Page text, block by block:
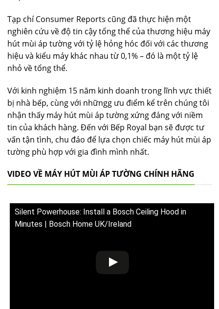
Tạp chí Consumer Reports cũng đã thực hiện một
nghiên cứu về độ tin cậy tổng thể của thương hiệu máy
hút mùi áp tường với tỷ lệ hỏng hóc đối với các thương
hiệu và kiểu máy khác nhau từ 0,1% – đó là một tỷ lệ
nhỏ về tổng thể.
Với kinh nghiệm 15 năm kinh doanh trong lĩnh vực thiết
bị nhà bếp, cùng với nhữngg ưu điểm kể trên chúng tôi
nhận thấy máy hút mùi áp tường xứng đáng với niềm
tin của khách hàng. Đến với Bếp Royal bạn sẽ được tư
vấn tận tình, chu đáo để lựa chọn chiếc máy hút mùi áp
tường phù hợp với gia đình mình nhất.
VIDEO VỀ MÁY HÚT MÙI ÁP TƯỜNG CHÍNH HÃNG
Silent Powerhouse: Install a Bosch Ceiling Hood in
Minutes | Bosch Home UK/Ireland